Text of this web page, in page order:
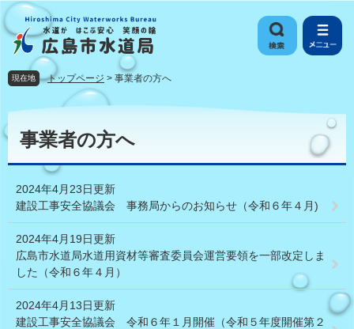
ペ
ー
先
。
メ
ニ
を
て
現在地 トップページ > 事業者の方へ
本
事業者の方へ
2024年4月23日更新
建設工事安全協議会 事務局からのお知らせ（令和６年４月)
2024年4月19日更新
広島市水道局水道用資材等審査委員会運営要領を一部改定しま
した（令和６年４月）
2024年4月13日更新
建設工事安全協議会 令和６年１月開催（令和５年度開催第２